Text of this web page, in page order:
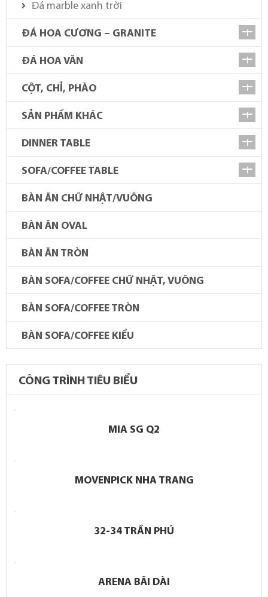
Đá marble xanh trời
ĐÁ HOA CƯƠNG – GRANITE
ĐÁ HOA VĂN
CỘT, CHỈ, PHÀO
SẢN PHẨM KHÁC
DINNER TABLE
SOFA/COFFEE TABLE
BÀN ĂN CHỮ NHẬT/VUÔNG
BÀN ĂN OVAL
BÀN ĂN TRÒN
BÀN SOFA/COFFEE CHỮ NHẬT, VUÔNG
BÀN SOFA/COFFEE TRÒN
BÀN SOFA/COFFEE KIỂU
CÔNG TRÌNH TIÊU BIỂU
MIA SG Q2
MOVENPICK NHA TRANG
32-34 TRẦN PHÚ
ARENA BÃI DÀI